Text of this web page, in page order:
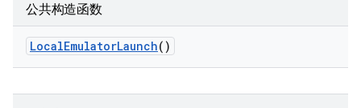
公共构造函数
LocalEmulatorLaunch()